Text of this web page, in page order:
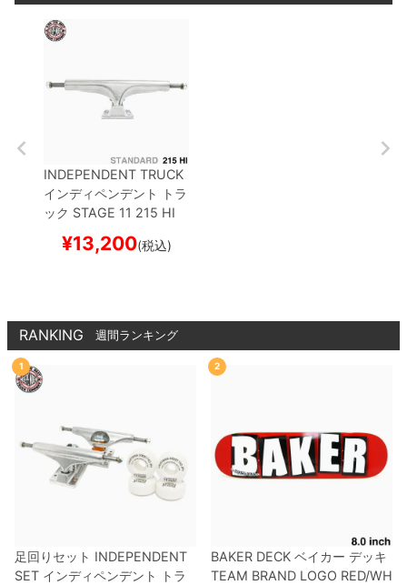
INDEPENDENT TRUCK
インディペンデント
トラ
ック STAGE 11 215 HI
6 HOLE BASEPLATE
¥13,200(税込)
RANKING 週間ランキング
1
足回りセット INDEPENDENT
SET インディペンデント
トラ
2
BAKER DECK ベイカー デッキ
TEAM BRAND LOGO RED/WH